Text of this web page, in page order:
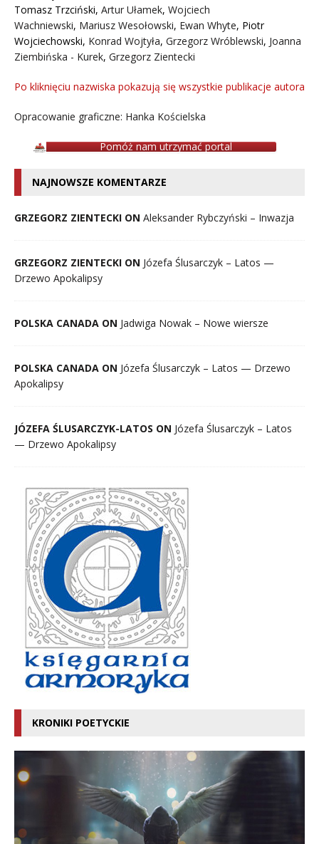
Tomasz Trzciński, Artur Ułamek, Wojciech
Wachniewski, Mariusz Wesołowski, Ewan Whyte, Piotr
Wojciechowski, Konrad Wojtyła, Grzegorz Wróblewski, Joanna
Ziembińska - Kurek, Grzegorz Zientecki
Po kliknięciu nazwiska pokazują się wszystkie publikacje autora
Opracowanie graficzne: Hanka Kościelska
Pomóż nam utrzymać portal
NAJNOWSZE KOMENTARZE
GRZEGORZ ZIENTECKI ON Aleksander Rybczyński – Inwazja
GRZEGORZ ZIENTECKI ON Józefa Ślusarczyk – Latos —
Drzewo Apokalipsy
POLSKA CANADA ON Jadwiga Nowak – Nowe wiersze
POLSKA CANADA ON Józefa Ślusarczyk – Latos — Drzewo
Apokalipsy
JÓZEFA ŚLUSARCZYK-LATOS ON Józefa Ślusarczyk – Latos
— Drzewo Apokalipsy
KRONIKI POETYCKIE